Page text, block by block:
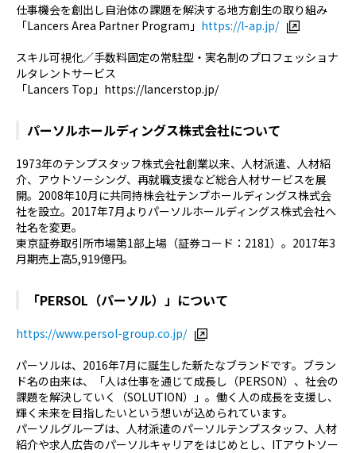
仕事機会を創出し自治体の課題を解決する地方創生の取り組み
「Lancers Area Partner Program」 https://l-ap.jp/
スキル可視化／手数料固定の常駐型・実名制のプロフェッショナ
ルタレントサービス
「Lancers Top」https://lancerstop.jp/
パーソルホールディングス株式会社について
1973年のテンプスタッフ株式会社創業以来、人材派遣、人材紹
介、アウトソーシング、再就職支援など総合人材サービスを展
開。2008年10月に共同持株会社テンプホールディングス株式会
社を設立。2017年7月よりパーソルホールディングス株式会社へ
社名を変更。
東京証券取引所市場第1部上場（証券コード：2181）。2017年3
月期売上高5,919億円。
「PERSOL（パーソル）」について
https://www.persol-group.co.jp/
パーソルは、2016年7月に誕生した新たなブランドです。ブラン
ド名の由来は、「人は仕事を通じて成長し（PERSON）、社会の
課題を解決していく（SOLUTION）」。働く人の成長を支援し、
輝く未来を目指したいという想いが込められています。
パーソルグループは、人材派遣のパーソルテンプスタッフ、人材
紹介や求人広告のパーソルキャリアをはじめとし、ITアウトソー